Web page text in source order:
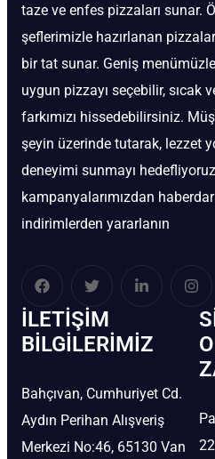
taze ve enfes pizzaları sunar.
şeflerimizle hazırlanan
bir tat sunar. Geniş
uygun pizzayı seçebilir, sıcak
farkımızı hissedebilirsiniz.
şeyin üzerinde tutarak, lezzet
deneyimi sunmayı
kampanyalarımızdan
indirimlerden yararlanın
İLETIŞIM
BİLGILERIMIZ
Bahçıvan, Cumhuriyet Cd.
Aydın Perihan Alışveriş
Merkezi No:46, 65130 Van